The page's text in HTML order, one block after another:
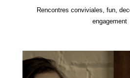
Rencontres conviviales, fun,
engagement